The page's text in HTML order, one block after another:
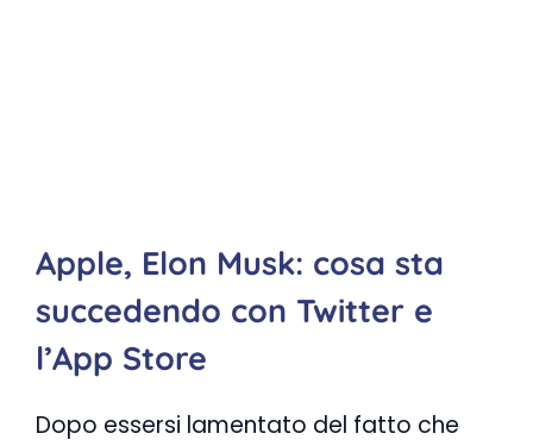
Apple, Elon Musk: cosa sta
succedendo con Twitter e
l’App Store
Dopo essersi lamentato del fatto che